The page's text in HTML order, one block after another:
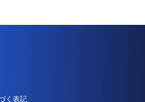
く表記